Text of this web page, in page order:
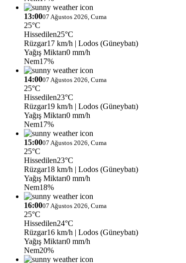
13:0007 Ağustos 2026, Cuma
25°C
Hissedilen25°C
Rüzgar17 km/h | Lodos (Güneybatı)
Yağış Miktarı0 mm/h
Nem17%
14:0007 Ağustos 2026, Cuma
25°C
Hissedilen23°C
Rüzgar19 km/h | Lodos (Güneybatı)
Yağış Miktarı0 mm/h
Nem17%
15:0007 Ağustos 2026, Cuma
25°C
Hissedilen23°C
Rüzgar18 km/h | Lodos (Güneybatı)
Yağış Miktarı0 mm/h
Nem18%
16:0007 Ağustos 2026, Cuma
25°C
Hissedilen24°C
Rüzgar16 km/h | Lodos (Güneybatı)
Yağış Miktarı0 mm/h
Nem20%